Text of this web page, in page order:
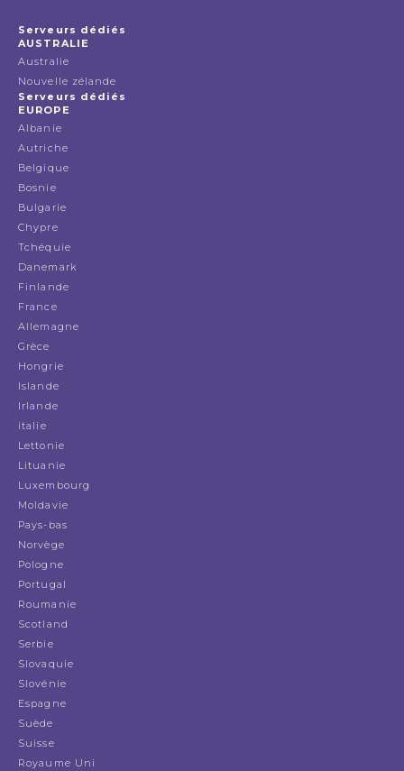
Serveurs dédiés
AUSTRALIE
Australie
Nouvelle zélande
Serveurs dédiés
EUROPE
Albanie
Autriche
Belgique
Bosnie
Bulgarie
Chypre
Tchéquie
Danemark
Finlande
France
Allemagne
Grèce
Hongrie
Islande
Irlande
italie
Lettonie
Lituanie
Luxembourg
Moldavie
Pays-bas
Norvège
Pologne
Portugal
Roumanie
Scotland
Serbie
Slovaquie
Slovénie
Espagne
Suède
Suisse
Royaume Uni